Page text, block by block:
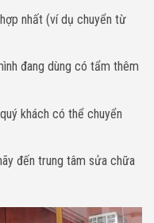
nhất (ví dụ chuyển từ
đang dùng có tẩm thêm
khách có thể chuyển
đến trung tâm sửa chữa